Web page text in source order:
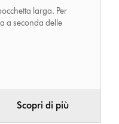
larga. Per
a seconda delle
Scopri di più